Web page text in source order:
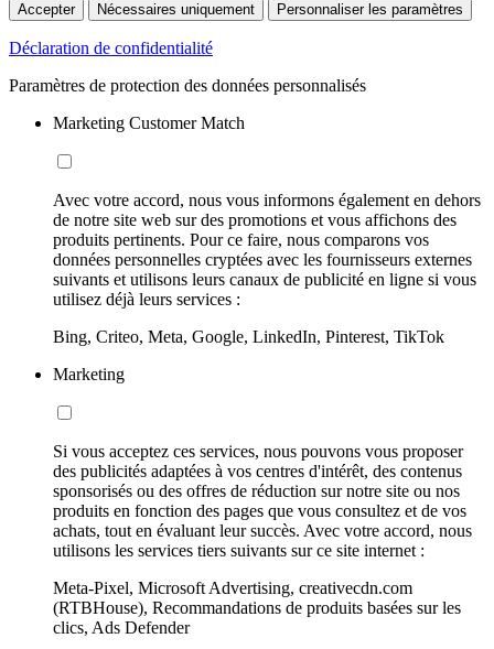
Accepter Nécessaires uniquement Personnaliser les paramètres
Déclaration de confidentialité
Paramètres de protection des données personnalisés
Marketing Customer Match
Avec votre accord, nous vous informons également en dehors
de notre site web sur des promotions et vous affichons des
produits pertinents. Pour ce faire, nous comparons vos
données personnelles cryptées avec les fournisseurs externes
suivants et utilisons leurs canaux de publicité en ligne si vous
utilisez déjà leurs services :
Bing, Criteo, Meta, Google, LinkedIn, Pinterest, TikTok
Marketing
Si vous acceptez ces services, nous pouvons vous proposer
des publicités adaptées à vos centres d'intérêt, des contenus
sponsorisés ou des offres de réduction sur notre site ou nos
produits en fonction des pages que vous consultez et de vos
achats, tout en évaluant leur succès. Avec votre accord, nous
utilisons les services tiers suivants sur ce site internet :
Meta-Pixel, Microsoft Advertising, creativecdn.com
(RTBHouse), Recommandations de produits basées sur les
clics, Ads Defender